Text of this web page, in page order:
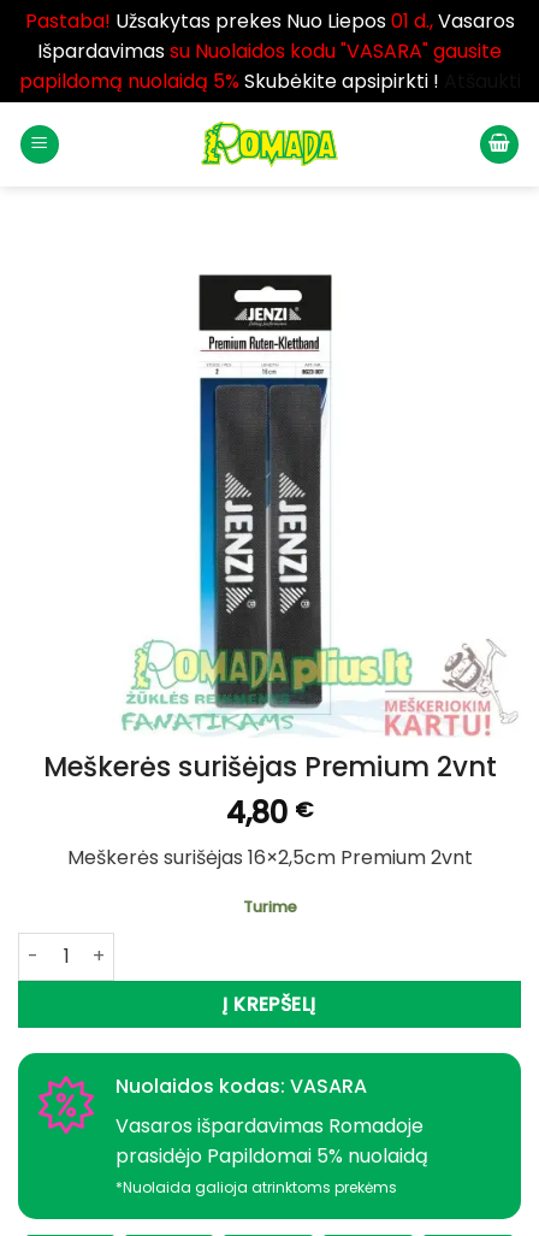
Pastaba! Užsakytas prekes Nuo Liepos01 d.,Vasaros
Išpardavimassu Nuolaidos kodu "VASARA" gausite
papildomą nuolaidą 5%Skubėkite apsipirkti !
Meškerės surišėjas Premium 2vnt
4,80 €
Meškerės surišėjas 16×2,5cm Premium 2vnt
Turime
produkto kiekis: Meškerės surišėjas Premium 2vnt
Į KREPŠELĮ
Nuolaidos kodas: VASARA
Vasaros išpardavimas Romadoje
prasidėjo Papildomai 5% nuolaidą
*Nuolaida galioja atrinktoms prekėms